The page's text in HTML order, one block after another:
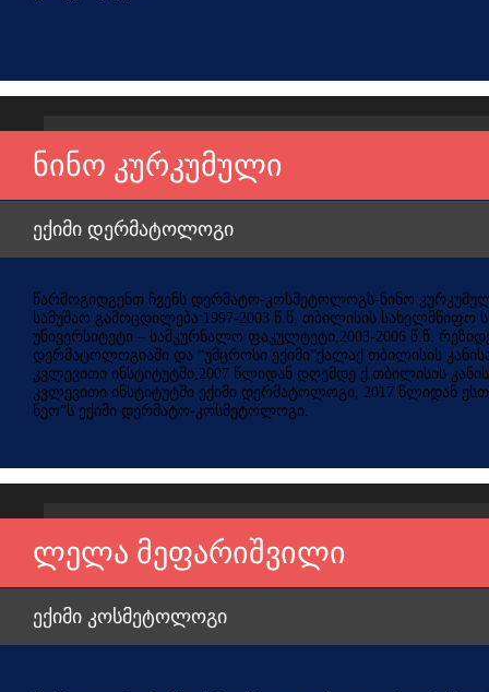
ნინო კურკუმული
ექიმი დერმატოლოგი
წარმოგიდგენთ ჩვენს დერმატო-კოსმეტოლოგს-ნინო
სამუშაო გამოცდილება:1997-2003 წ.წ. თბილისის სახელმწიფო
უნივერსიტეტი – სამკურნალო ფაკულტეტი,2003-2006 წ.წ.
დერმატოლოგიაში და “უმცროსი ექიმი”ქალაქ თბილისის
კვლევითი ინსტიტუტში,2007 წლიდან დღემდე ქ.თბილისის
კვლევითი ინსტიტუტში ექიმი დერმატოლოგი, 2017 წლიდან
ნეო”ს ექიმი დერმატო-კოსმეტოლოგი.
ლელა მეფარიშვილი
ექიმი კოსმეტოლოგი